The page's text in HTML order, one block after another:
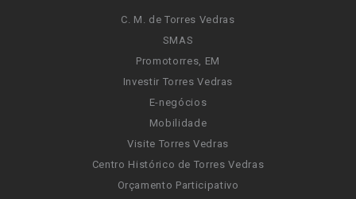
C. M. de Torres Vedras
SMAS
Promotorres, EM
Investir Torres Vedras
E-negócios
Mobilidade
Visite Torres Vedras
Centro Histórico de Torres Vedras
Orçamento Participativo